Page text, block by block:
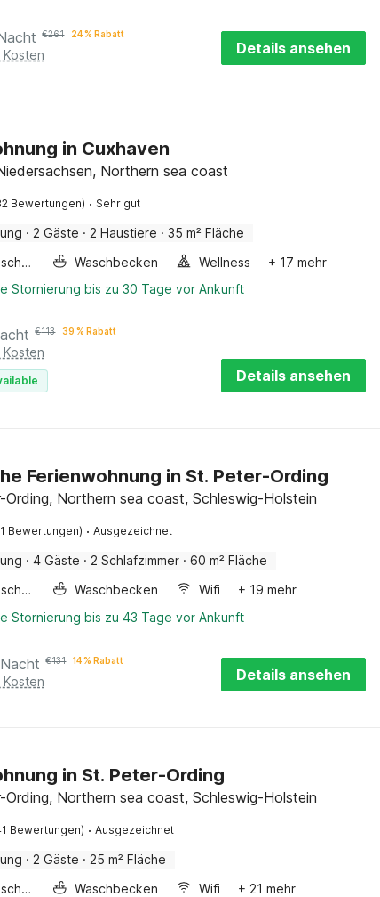
€261 24 % Rabatt
Details ansehen
in Cuxhaven
Northern sea coast
Bewertungen) · Sehr gut
· 2 Gäste · 2 Haustiere · 35 m² Fläche
Waschmaschine
Waschbecken Wellness
+ 17 mehr
Stornierung bis zu 30 Tage vor Ankunft
€113 39 % Rabatt
Details ansehen
Ferienwohnung in St. Peter-Ording
Ording, Northern sea coast, Schleswig-Holstein
Bewertungen) · Ausgezeichnet
· 4 Gäste · 2 Schlafzimmer · 60 m² Fläche
Waschmaschine
Waschbecken Wifi
+ 19 mehr
Stornierung bis zu 43 Tage vor Ankunft
€131 14 % Rabatt
Details ansehen
in St. Peter-Ording
Ording, Northern sea coast, Schleswig-Holstein
Bewertungen) · Ausgezeichnet
· 2 Gäste · 25 m² Fläche
Waschmaschine
Waschbecken Wifi
+ 21 mehr